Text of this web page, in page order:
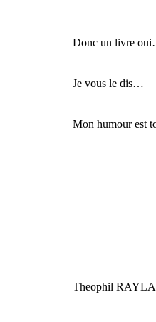
Donc un livre
Je vous le dis…
Mon humour est
Theophil